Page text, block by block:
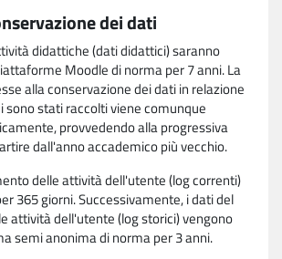
dei dati
didattiche (dati didattici) saranno
Moodle di norma per 7 anni. La
alla conservazione dei dati in relazione
sono stati raccolti viene comunque
provvedendo alla progressiva
dall'anno accademico più vecchio.
delle attività dell'utente (log correnti)
365 giorni. Successivamente, i dati del
attività dell'utente (log storici) vengono
semi anonima di norma per 3 anni.